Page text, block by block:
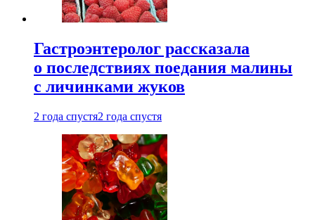
Гастроэнтеролог рассказала
о последствиях поедания малины
с личинками жуков
2 года спустя2 года спустя